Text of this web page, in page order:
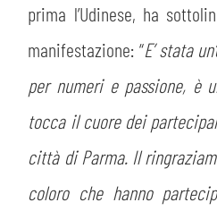
prima l’Udinese, ha
manifestazione: “E’ stata
per numeri e passione, è
tocca il cuore dei
città di Parma. Il
coloro che hanno